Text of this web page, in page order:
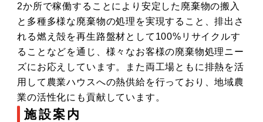
2か所で稼働することにより安定した廃棄物の搬入
と多種多様な廃棄物の処理を実現すること、排出さ
れる燃え殻を再生路盤材として100%リサイクルす
ることなどを通じ、様々なお客様の廃棄物処理ニー
ズにお応えしています。また両工場ともに排熱を活
用して農業ハウスへの熱供給を行っており、地域農
業の活性化にも貢献しています。
施設案内